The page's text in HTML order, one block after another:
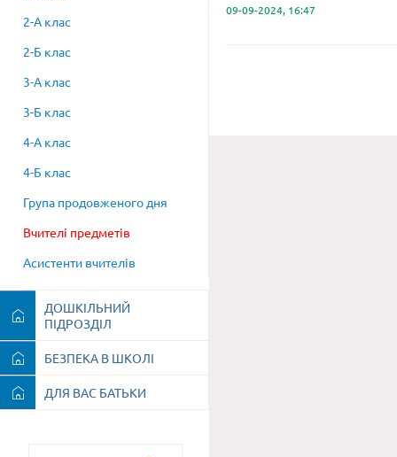
2-А клас
2-Б клас
3-А клас
3-Б клас
4-А клас
4-Б клас
Група продовженого дня
Вчителі предметів
Асистенти вчителів
ДОШКІЛЬНИЙ
ПІДРОЗДІЛ
БЕЗПЕКА В ШКОЛІ
ДЛЯ ВАС БАТЬКИ
09-09-2024, 16:47